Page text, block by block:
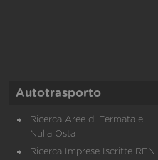
Autotrasporto
Ricerca Aree di Fermata e
Nulla Osta
Ricerca Imprese Iscritte REN